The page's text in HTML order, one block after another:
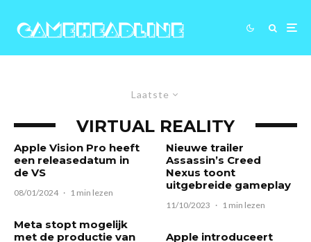
Laatste
VIRTUAL REALITY
Apple Vision Pro heeft
een releasedatum in
de VS
08/01/2024 · 1 min lezen
Meta stopt mogelijk
met de productie van
Nieuwe trailer
Assassin’s Creed
Nexus toont
uitgebreide gameplay
11/10/2023 · 1 min lezen
Apple introduceert